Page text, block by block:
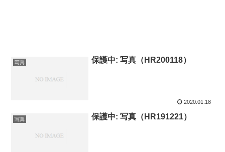
写真 保護中: 写真（HR200118）
2020.01.18
写真 保護中: 写真（HR191221）